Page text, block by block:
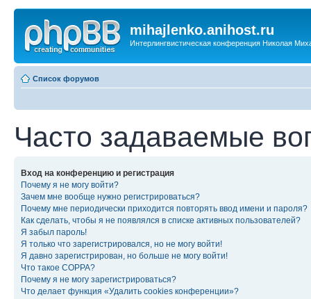
mihajlenko.anihost.ru
Интерлингвистическая конференция Николая
Список форумов
Часто задаваемые
Вход на конференцию и регистрация
Почему я не могу войти?
Зачем мне вообще нужно регистрироваться?
Почему мне периодически приходится повторять ввод имени и пароля?
Как сделать, чтобы я не появлялся в списке активных пользователей?
Я забыл пароль!
Я только что зарегистрировался, но не могу войти!
Я давно зарегистрирован, но больше не могу войти!
Что такое COPPA?
Почему я не могу зарегистрироваться?
Что делает функция «Удалить cookies конференции»?